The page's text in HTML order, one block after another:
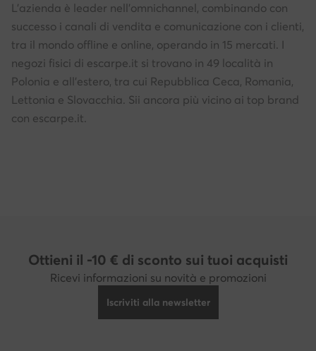
L'azienda è leader nell'omnichannel, combinando con
successo i canali di vendita e comunicazione con i clienti,
tra il mondo offline e online, operando in 15 mercati. I
negozi fisici di escarpe.it si trovano in 49 località in
Polonia e all'estero, tra cui Repubblica Ceca, Romania,
Lettonia e Slovacchia. Sii ancora più vicino ai top brand
con escarpe.it.
Ottieni il -10 € di sconto sui tuoi acquisti
Ricevi informazioni su novità e promozioni
Iscriviti alla newsletter